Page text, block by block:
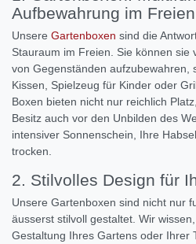
Aufbewahrung im Freien
Unsere Gartenboxen sind die
Stauraum im Freien. Sie können sie
von Gegenständen aufzubewahren,
Kissen, Spielzeug für Kinder oder
Boxen bieten nicht nur reichlich
Besitz auch vor den Unbilden des
intensiver Sonnenschein, Ihre
trocken.
2. Stilvolles Design für
Unsere Gartenboxen sind nicht nur
äusserst stilvoll gestaltet. Wir
Gestaltung Ihres Gartens oder Ihrer